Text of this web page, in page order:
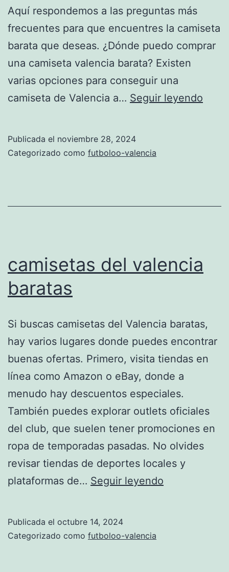
Aquí respondemos a las preguntas más
frecuentes para que encuentres la camiseta
barata que deseas. ¿Dónde puedo comprar
una camiseta valencia barata? Existen
varias opciones para conseguir una
camiseta de Valencia a… Seguir leyendo
Publicada el noviembre 28, 2024
Categorizado como futboloo-valencia
camisetas del valencia
baratas
Si buscas camisetas del Valencia baratas,
hay varios lugares donde puedes encontrar
buenas ofertas. Primero, visita tiendas en
línea como Amazon o eBay, donde a
menudo hay descuentos especiales.
También puedes explorar outlets oficiales
del club, que suelen tener promociones en
ropa de temporadas pasadas. No olvides
revisar tiendas de deportes locales y
plataformas de… Seguir leyendo
Publicada el octubre 14, 2024
Categorizado como futboloo-valencia